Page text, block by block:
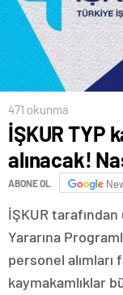
471 okunma
İŞKUR TYP
alınacak!
ABONE OL
İŞKUR
Yararına
personel alımları
kaymakamlıklar